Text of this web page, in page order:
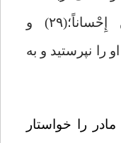
و
را نپرستید و به
را خواستار